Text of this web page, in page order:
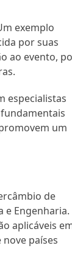
exemplo
por suas
ao evento,
especialistas
um
de
e Engenharia.
aplicáveis
países